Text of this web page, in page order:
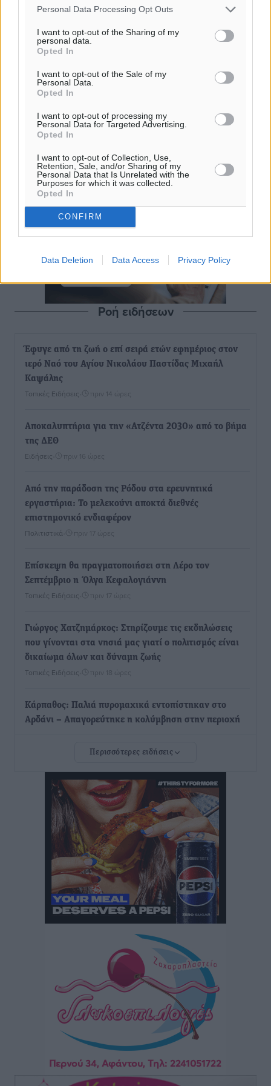
Personal Data Processing Opt Outs
I want to opt-out of the Sharing of my
personal data.
Opted In
I want to opt-out of the Sale of my
Personal Data.
Opted In
I want to opt-out of processing my
Personal Data for Targeted Advertising.
Opted In
I want to opt-out of Collection, Use,
Retention, Sale, and/or Sharing of my
Personal Data that Is Unrelated with the
Purposes for which it was collected.
Opted In
CONFIRM
Data Deletion Data Access Privacy Policy
Ροή ειδήσεων
Έφυγε από τη ζωή ο επί σειρά ετών εφημέριος στον
ιερό Ναό του Αγίου Νικολάου Παστίδας Μιχαήλ
Καψάλης
Τοπικές Ειδήσεις πριν 14 ώρες
Αποκαλυπτήρια για την «Ατζέντα 2030» από το βήμα
της ΔΕΘ
Ειδήσεις πριν 16 ώρες
Από την παράδοση της Ρόδου στα ερευνητικά
εργαστήρια: Το μελεκούνι αποκτά διεθνές
επιστημονικό ενδιαφέρον
Πολιτιστικά πριν 17 ώρες
Επίσκεψη θα πραγματοποιήσει στη Λέρο τον
Σεπτέμβριο η Όλγα Κεφαλογιάννη
Τοπικές Ειδήσεις πριν 17 ώρες
Γιώργος Χατζημάρκος: Στηρίζουμε τις εκδηλώσεις
που γίνονται στα νησιά μας γιατί ο πολιτισμός είναι
δικαίωμα όλων και δύναμη ζωής
Τοπικές Ειδήσεις πριν 18 ώρες
Κάρπαθος: Παλιά πυρομαχικά εντοπίστηκαν στο
Αρδάνι – Απαγορεύτηκε η κολύμβηση στην περιοχή
εφησυχασμού» – Σε πλήρη ετοιμότητα ο μηχανισμός
• πριν 19 ώρες
Καιρός: Επιμένουν οι υψηλές θερμοκρασίες – Ισχυρά
μελτέμια έως 9 μποφόρ, σε «Red Code» 6 περιοχές
Τοπικές Ειδήσεις• πριν 20 ώρες
Τα φοιτητικά ενοίκια «τινάζουν στον αέρα» τους
οικογενειακούς προϋπολογισμούς
Ειδήσεις• πριν 20 ώρες
Δύο νέοι ξενώνες παραδόθηκαν στις Ένοπλες
Δυνάμεις στη νήσο Ρω
Τοπικές Ειδήσεις• πριν 20 ώρες
Συνεχίζεται η έξοδος του Αυγούστου – Πάνω από
34.000 αναχωρούν σήμερα μόνο από τον Πειραιά
πριν 20 ώρες
Μόνιμες θέσεις στους παιδικούς σταθμούς: Οι
Περισσότερες ειδήσεις